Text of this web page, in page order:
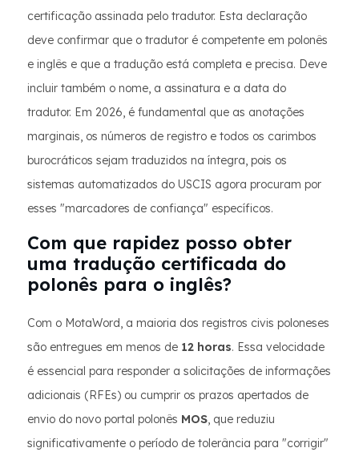
certificação assinada pelo tradutor. Esta declaração
deve confirmar que o tradutor é competente em polonês
e inglês e que a tradução está completa e precisa. Deve
incluir também o nome, a assinatura e a data do
tradutor. Em 2026, é fundamental que as anotações
marginais, os números de registro e todos os carimbos
burocráticos sejam traduzidos na íntegra, pois os
sistemas automatizados do USCIS agora procuram por
esses "marcadores de confiança" específicos.
Com que rapidez posso obter
uma tradução certificada do
polonês para o inglês?
Com o MotaWord, a maioria dos registros civis poloneses
são entregues em menos de 12 horas. Essa velocidade
é essencial para responder a solicitações de informações
adicionais (RFEs) ou cumprir os prazos apertados de
envio do novo portal polonês MOS, que reduziu
significativamente o período de tolerância para "corrigir"